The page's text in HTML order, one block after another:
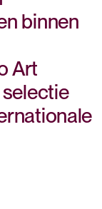
binnen
Art